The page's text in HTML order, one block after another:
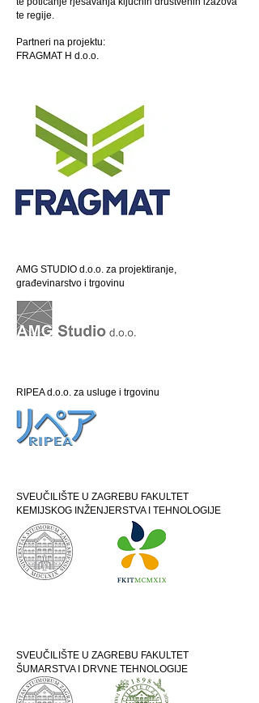
te regije.
Partneri na projektu:
FRAGMAT H d.o.o.
AMG STUDIO d.o.o. za projektiranje,
građevinarstvo i trgovinu
RIPEA d.o.o. za usluge i trgovinu
SVEUČILIŠTE U ZAGREBU FAKULTET
KEMIJSKOG INŽENJERSTVA I TEHNOLOGIJE
SVEUČILIŠTE U ZAGREBU FAKULTET
ŠUMARSTVA I DRVNE TEHNOLOGIJE